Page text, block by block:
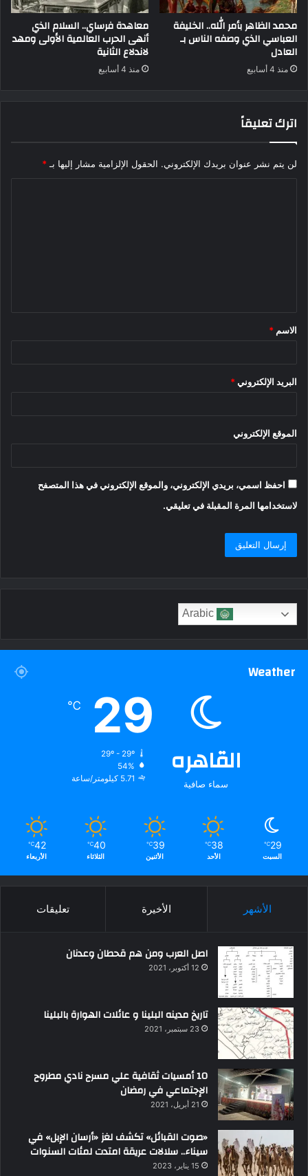
محمد الظاهر بأمر الله.. الخليفة
العباسي الذي وصفه الناس بـ
العادل
منذ 4 أسابيع
معاهدة فرساي.. السلام الذي
أنهى الحرب العالمية الأولى ومهد
لاندلاع الثانية
منذ 4 أسابيع
اترك تعليقاً
لن يتم نشر عنوان بريدك الإلكتروني. الحقول الإلزامية مشار إليها بـ *
*
الاسم *
البريد الإلكتروني *
الموقع الإلكتروني
احفظ اسمي، بريدي الإلكتروني، والموقع الإلكتروني في هذا المتصفح
لاستخدامها المرة المقبلة في تعليقي.
Weather
القاهره
سماء صافية
29
℃
29º - 29º
54%
5.71 كيلومتر/ساعة
29
℃
السبت
38
℃
الأحد
39
℃
الأثنين
40
℃
الثلاثاء
42
℃
الأربعاء
الأشهر الأخيرة تعليقات
اصل العرب ومن هم قحطان وعدنان
12 أكتوبر، 2021
تاريخ مدينه البلينا و عائلات الهوارة بالبلينا
23 سبتمبر، 2021
10 أمسيات ثقافية علي مسرح نادي مطروح
الإجتماعي في رمضان
21 أبريل، 2021
«صوت القبائل» تكشف لغز «أرسان الإبل» في
سيناء.. سلالات عريقة امتدت لمئات السنوات
15 يناير، 2023